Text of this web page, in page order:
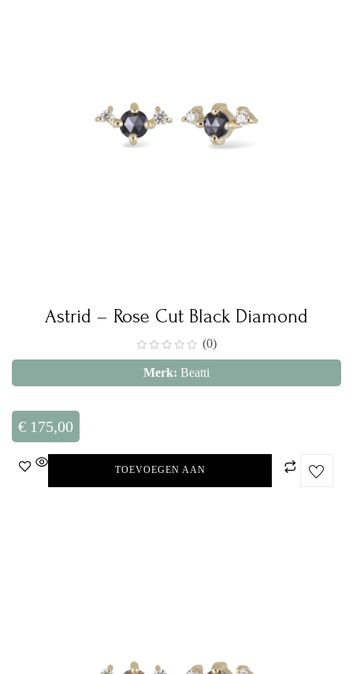
Astrid – Rose Cut Black Diamond
(0)
Merk: Beatti
€ 175,00
TOEVOEGEN AAN